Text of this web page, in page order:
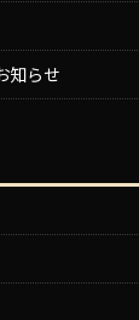
知らせ